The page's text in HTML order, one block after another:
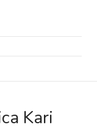
Kari